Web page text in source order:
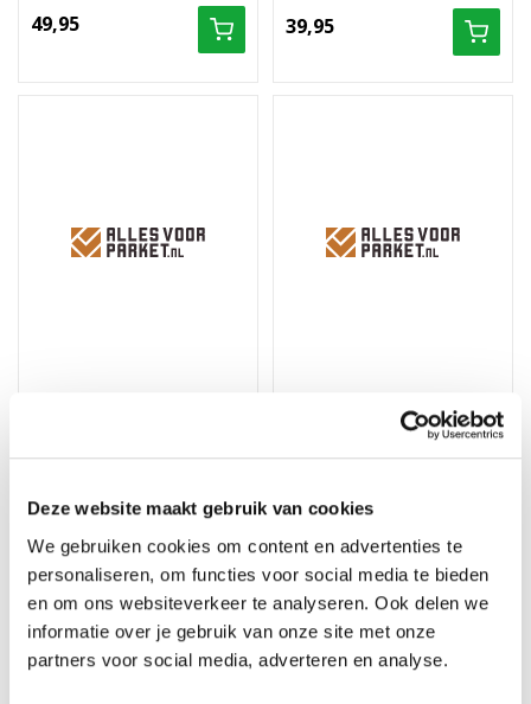
Deze website maakt gebruik van cookies
We gebruiken cookies om content en advertenties te
personaliseren, om functies voor social media te bieden
en om ons websiteverkeer te analyseren. Ook delen we
informatie over je gebruik van onze site met onze
partners voor social media, adverteren en analyse.
49,95 39,95
verzonden
48,95
UZIN NC 570 Fusiontech -
verzonden
46,50